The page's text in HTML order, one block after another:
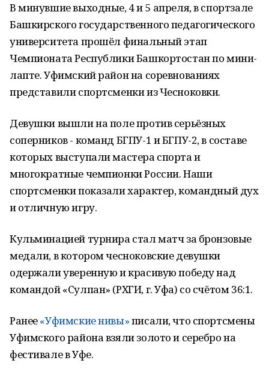
В минувшие выходные, 4 и 5 апреля, в спортзале
Башкирского государственного педагогического
университета прошёл финальный этап
Чемпионата Республики Башкортостан по мини-
лапте. Уфимский район на соревнованиях
представили спортсменки из Чесноковки.
Девушки вышли на поле против серьёзных
соперников - команд БГПУ-1 и БГПУ-2, в составе
которых выступали мастера спорта и
многократные чемпионки России. Наши
спортсменки показали характер, командный дух
и отличную игру.
Кульминацией турнира стал матч за бронзовые
медали, в котором чесноковские девушки
одержали уверенную и красивую победу над
командой «Сулпан» (РХГИ, г. Уфа) со счётом 36:1.
Ранее«Уфимские нивы»писали, что спортсмены
Уфимского района взяли золото и серебро на
фестивале в Уфе.